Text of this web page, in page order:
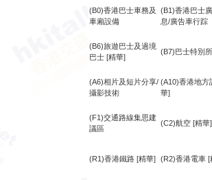
(B0)香港巴士車務及
車廂設備
(B1)香港巴士
息/廣告車行踪
(B6)旅遊巴士及過境
巴士 [精華]
(B7)巴士特別
(A6)相片及短片分享/
攝影技術
(A10)香港地方
華]
(F1)交通路線集思建
議區
(C2)航空 [精華]
(R1)香港鐵路 [精華] (R2)香港電車 [